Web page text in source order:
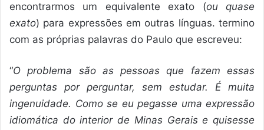
encontrarmos um equivalente exato (ou quase
exato) para expressões em outras línguas. termino
com as próprias palavras do Paulo que escreveu:
“O problema são as pessoas que fazem essas
perguntas por perguntar, sem estudar. É muita
ingenuidade. Como se eu pegasse uma expressão
idiomática do interior de Minas Gerais e quisesse